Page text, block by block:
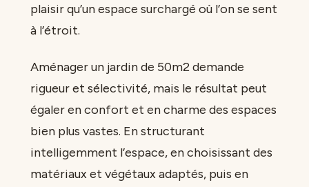
plaisir qu’un espace surchargé où l’on se sent
à l’étroit.
Aménager un jardin de 50m2 demande
rigueur et sélectivité, mais le résultat peut
égaler en confort et en charme des espaces
bien plus vastes. En structurant
intelligemment l’espace, en choisissant des
matériaux et végétaux adaptés, puis en